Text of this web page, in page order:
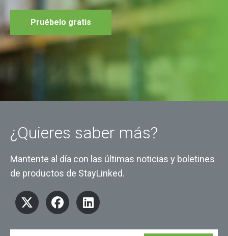
Pruébelo gratis
¿Quieres saber más?
Mantente al día con las últimas noticias y boletines
de productos de StayLinked.